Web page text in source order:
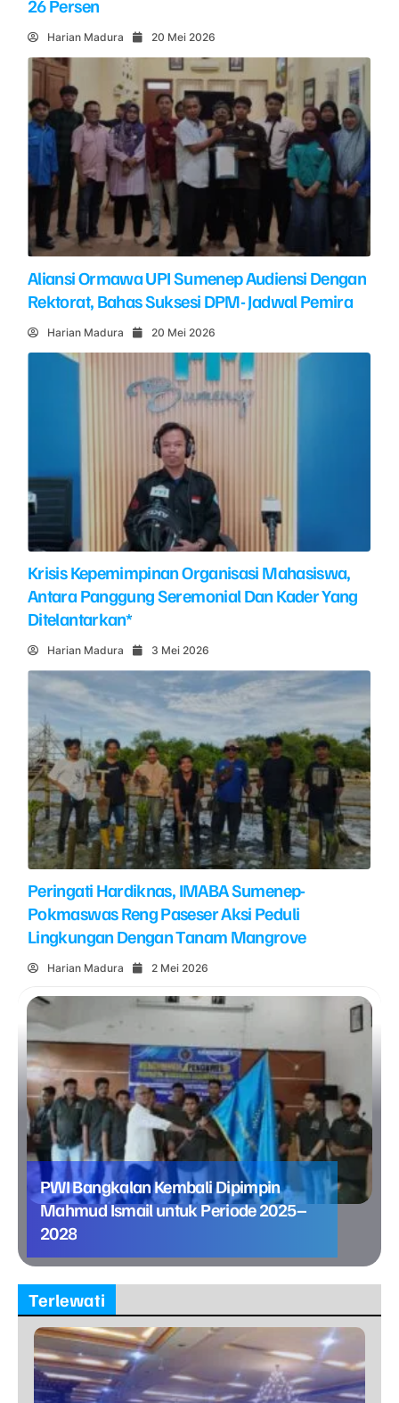
26 Persen
Harian Madura 20 Mei 2026
Aliansi Ormawa UPI Sumenep Audiensi Dengan
Rektorat, Bahas Suksesi DPM- Jadwal Pemira
Harian Madura 20 Mei 2026
Krisis Kepemimpinan Organisasi Mahasiswa,
Antara Panggung Seremonial Dan Kader Yang
Ditelantarkan*
Harian Madura 3 Mei 2026
Peringati Hardiknas, IMABA Sumenep-
Pokmaswas Reng Paseser Aksi Peduli
Lingkungan Dengan Tanam Mangrove
Harian Madura 2 Mei 2026
PWI Bangkalan Kembali Dipimpin
Mahmud Ismail untuk Periode 2025–
2028
Terlewati